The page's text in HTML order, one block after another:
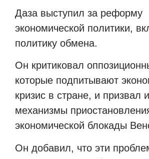
Даза выступил за реформу
экономической политики,
политику обмена.
Он критиковал
которые подпитывают
кризис в стране, и призвал
механизмы
экономической блокады
Он добавил, что эти